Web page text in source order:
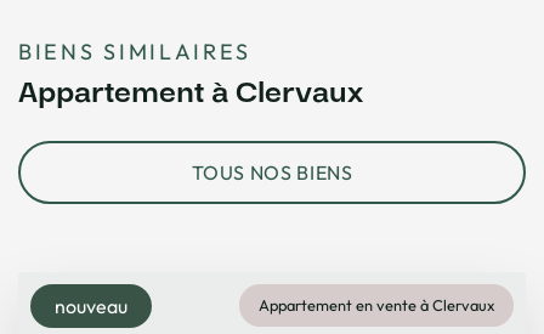
BIENS SIMILAIRES
Appartement à Clervaux
TOUS NOS BIENS
nouveau Appartement en vente à Clervaux